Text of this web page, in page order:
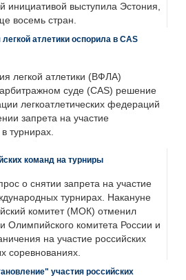
инициативой выступила Эстония,
восемь стран.
атлетики оспорила в CAS
легкой атлетики (ВФЛА)
суде (CAS) решение
легкоатлетических федераций
запрета на участие
турнирах.
команд на турниры
о снятии запрета на участие
турнирах. Накануне
комитет (МОК) отменил
Олимпийского комитета России и
на участие российских
соревнованиях.
участия российских